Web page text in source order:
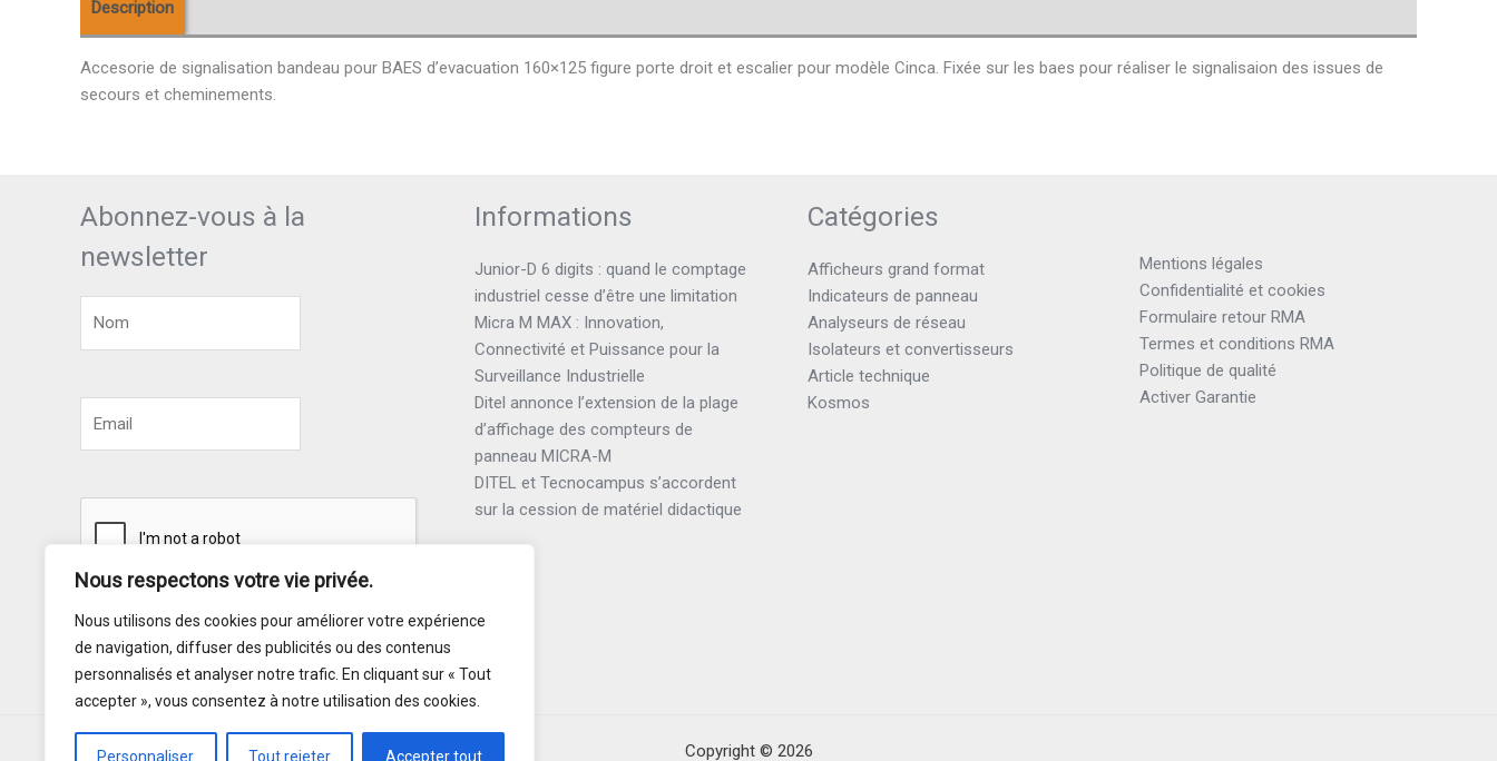
Nous respectons votre vie privée.
Nous utilisons des cookies pour améliorer votre expérience
de navigation, diffuser des publicités ou des contenus
personnalisés et analyser notre trafic. En cliquant sur « Tout
accepter », vous consentez à notre utilisation des cookies.
Personnaliser Tout rejeter Accepter tout
Description
Accesorie de signalisation bandeau pour BAES d’evacuation 160×125 figure porte droit et escalier pour modèle Cinca. Fixée sur les baes pour réaliser le signalisaion des issues de
secours et cheminements.
Abonnez-vous à la
newsletter
Souscrire
Informations
Junior-D 6 digits : quand le comptage
industriel cesse d’être une limitation
Micra M MAX : Innovation,
Connectivité et Puissance pour la
Surveillance Industrielle
Ditel annonce l’extension de la plage
d’affichage des compteurs de
panneau MICRA-M
DITEL et Tecnocampus s’accordent
sur la cession de matériel didactique
Catégories
Afficheurs grand format
Indicateurs de panneau
Analyseurs de réseau
Isolateurs et convertisseurs
Article technique
Kosmos
Mentions légales
Confidentialité et cookies
Formulaire retour RMA
Termes et conditions RMA
Politique de qualité
Activer Garantie
Copyright © 2026